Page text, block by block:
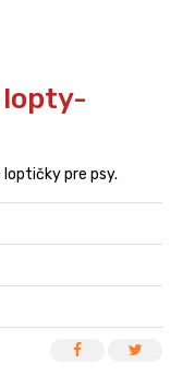
lopty-
pre psy.